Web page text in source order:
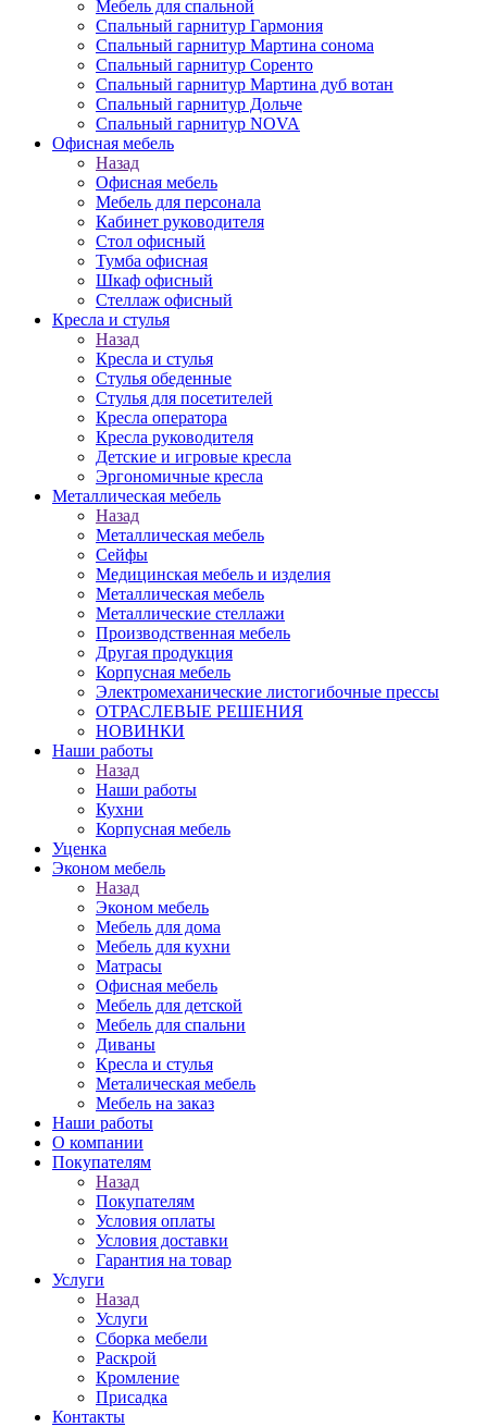
Мебель для спальной
Спальный гарнитур Гармония
Спальный гарнитур Мартина сонома
Спальный гарнитур Соренто
Спальный гарнитур Мартина дуб вотан
Спальный гарнитур Дольче
Спальный гарнитур NOVA
Офисная мебель
Назад
Офисная мебель
Мебель для персонала
Кабинет руководителя
Стол офисный
Тумба офисная
Шкаф офисный
Стеллаж офисный
Кресла и стулья
Назад
Кресла и стулья
Стулья обеденные
Стулья для посетителей
Кресла оператора
Кресла руководителя
Детские и игровые кресла
Эргономичные кресла
Металлическая мебель
Назад
Металлическая мебель
Сейфы
Медицинская мебель и изделия
Металлическая мебель
Металлические стеллажи
Производственная мебель
Другая продукция
Корпусная мебель
Электромеханические листогибочные прессы
ОТРАСЛЕВЫЕ РЕШЕНИЯ
НОВИНКИ
Наши работы
Назад
Наши работы
Кухни
Корпусная мебель
Уценка
Эконом мебель
Назад
Эконом мебель
Мебель для дома
Мебель для кухни
Матрасы
Офисная мебель
Мебель для детской
Мебель для спальни
Диваны
Кресла и стулья
Металическая мебель
Мебель на заказ
Наши работы
О компании
Покупателям
Назад
Покупателям
Условия оплаты
Условия доставки
Гарантия на товар
Услуги
Назад
Услуги
Сборка мебели
Раскрой
Кромление
Присадка
Контакты